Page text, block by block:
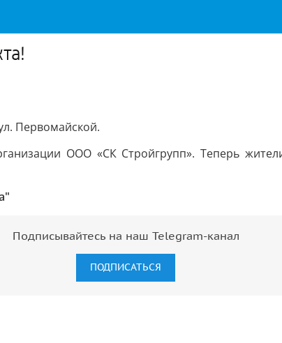
Первомайской.
ООО «СК Стройгрупп». Теперь
Подписывайтесь на наш Telegram-канал
ПОДПИСАТЬСЯ